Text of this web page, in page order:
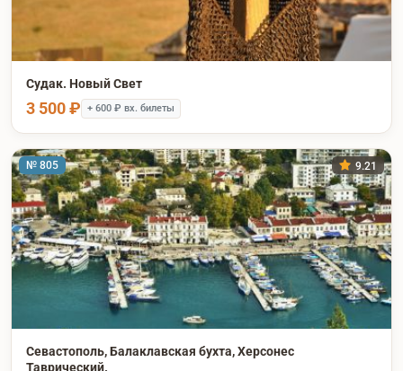
Судак. Новый Свет
3 500 ₽ + 600 ₽ вх. билеты
№ 805 9.21
Севастополь, Балаклавская бухта, Херсонес
Таврический.